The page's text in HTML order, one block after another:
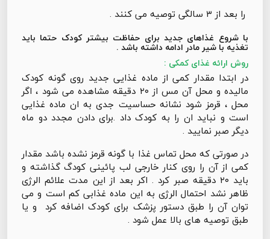
را بعد از ۳ سالگی توصیه می کنند .
با شروع غذاهای جدید برای حفاظت بیشتر کودک حتما باید
تغذیه با شیر مادر ادامه داشته باشد .
روش ارائه غذای کمکی :
در ابتدا مقدار کمی از ماده غذایی جدید روی گونه کودک
مالیده و محل آن مس از ۲۰ دقیقه مشاهده می شود ، اگر
محل ، قرمز شود نشانه حساسیت جدی به ان ماده غذایی
است و نباید ان را به کودک داد .برای دادن مجدد دو ماه
دیگر صبر نمایید .
در صورتی که محل تماس غذا با گونه قرمز نشده باشد مقدار
کمی از آن را روی کنار خارجی لب پائینی کودگ گذاشته و
باید ۲۰ دقیقه صبر کرد . اکر بعد از این مدت علائم الرژی
ظاهر نشد احتمال الرژی به این ماده غذابی کم است و می
توان آن را طبق دستور پزشک برای کودک اضافه کرد و یا
طبق توصیه های بالا عمل شود .